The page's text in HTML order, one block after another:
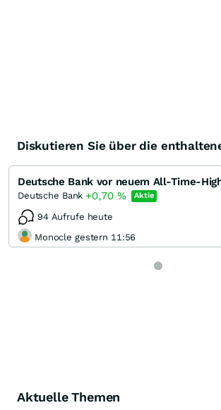
Diskutieren Sie über die
Deutsche Bank vor neuem All-Time-
Deutsche Bank +0,70 % Aktie
94 Aufrufe heute
Monocle gestern 11:56
Aktuelle Themen